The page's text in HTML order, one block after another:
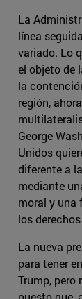
La
línea
variado. Lo
el objeto de
la
región,
George
Unidos
diferente a
mediante
moral y una
los
La nueva
para tener
Trump, pero